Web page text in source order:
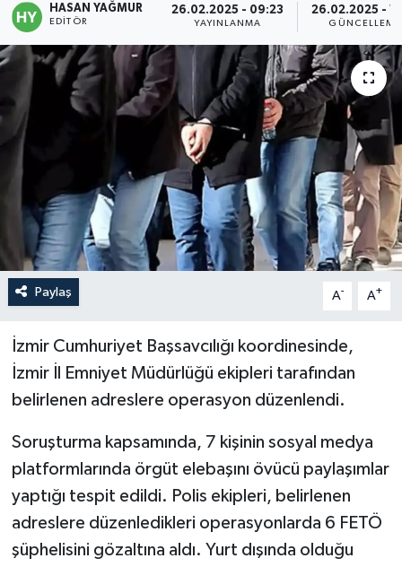
HASAN YAĞMUR
EDITÖR
26.02.2025 - 09:23
YAYINLANMA
26.02.2025 -
GÜNCELLEME
Paylaş A- A+
İzmir Cumhuriyet Başsavcılığı koordinesinde,
İzmir İl Emniyet Müdürlüğü ekipleri tarafından
belirlenen adreslere operasyon düzenlendi.
Soruşturma kapsamında, 7 kişinin sosyal medya
platformlarında örgüt elebaşını övücü paylaşımlar
yaptığı tespit edildi. Polis ekipleri, belirlenen
adreslere düzenledikleri operasyonlarda 6 FETÖ
şüphelisini gözaltına aldı. Yurt dışında olduğu
Kültür & Sanat
Magazin
Politika
Spor
Teknoloji
Yaşam
Son Dakika Haberleri
Haber Arşivi